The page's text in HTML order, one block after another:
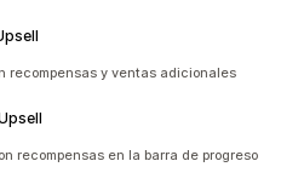
recompensas y ventas adicionales
recompensas en la barra de progreso